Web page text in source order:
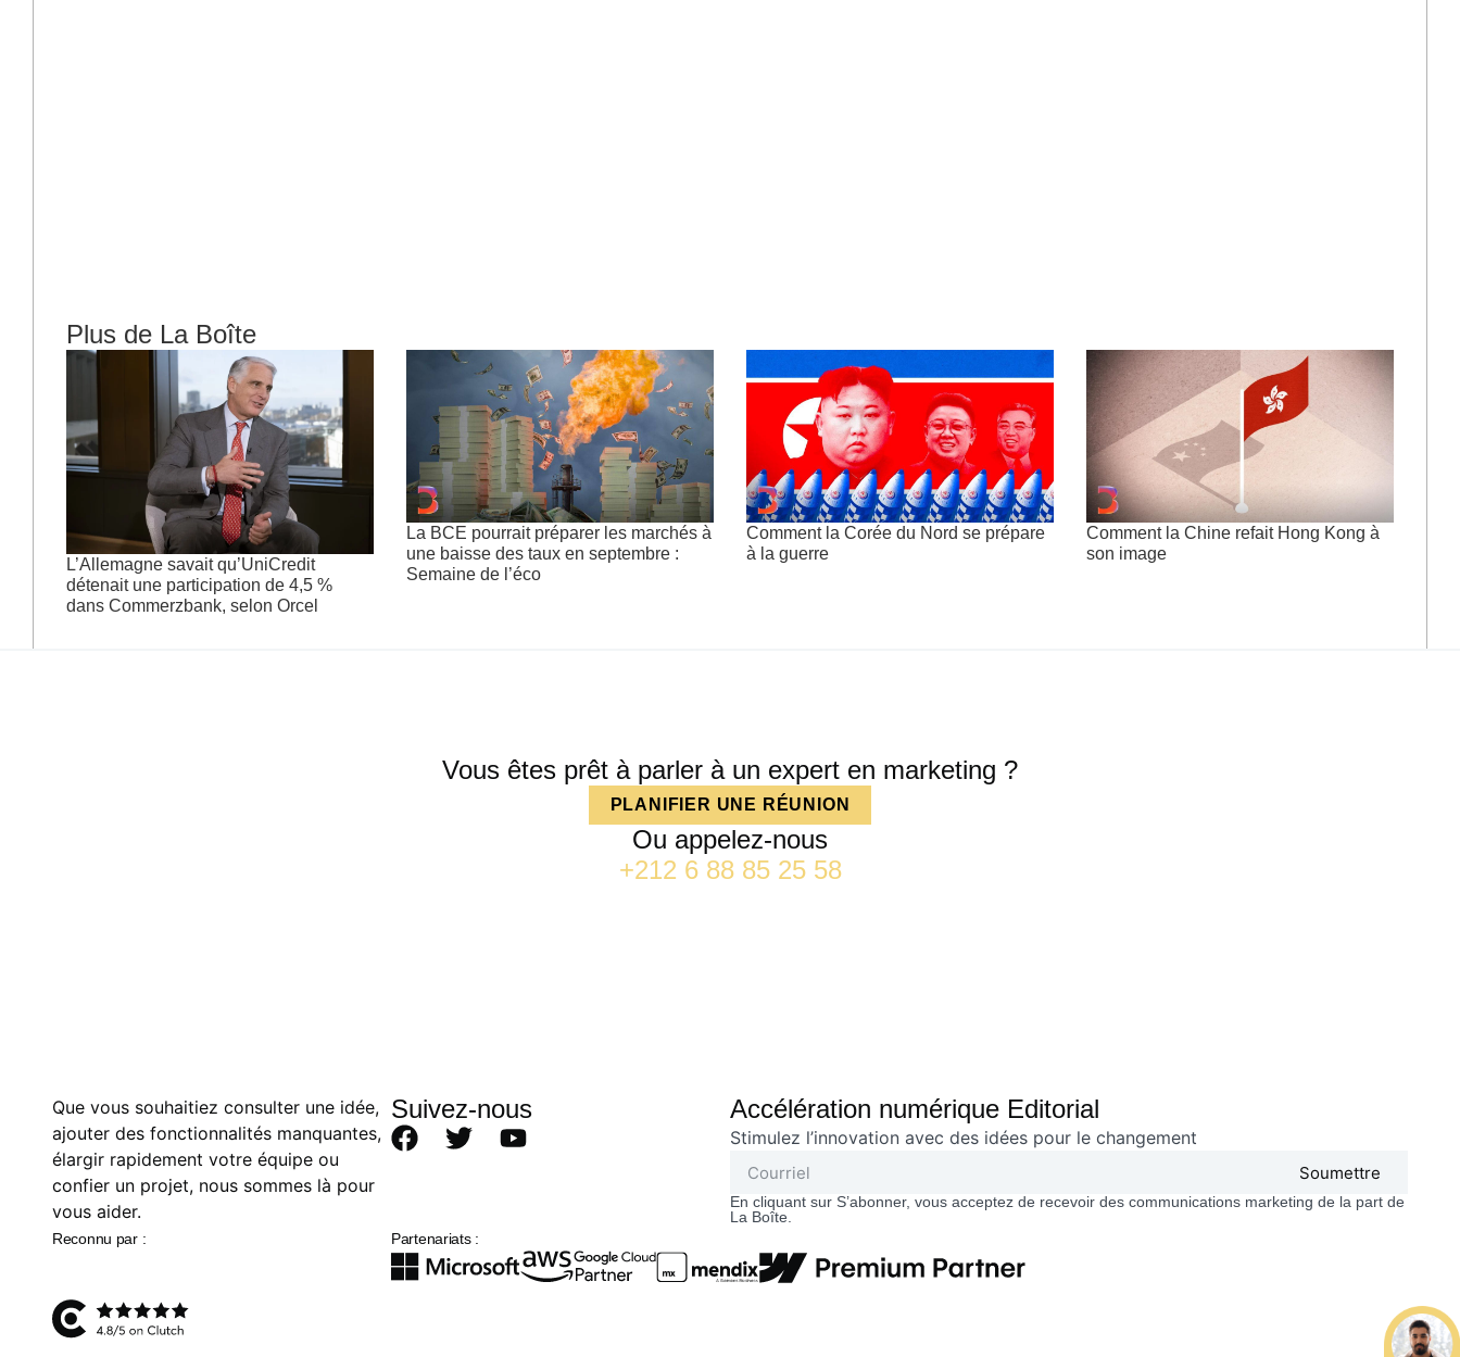
Plus de La Boîte
L’Allemagne savait qu’UniCredit
détenait une participation de 4,5 %
dans Commerzbank, selon Orcel
La BCE pourrait préparer les marchés à
une baisse des taux en septembre :
Semaine de l’éco
Comment la Corée du Nord se prépare
à la guerre
Comment la Chine refait Hong Kong à
son image
Vous êtes prêt à parler à un expert en marketing ?
PLANIFIER UNE RÉUNION
Ou appelez-nous
+212 6 88 85 25 58
Que vous souhaitiez consulter une idée,
ajouter des fonctionnalités manquantes,
élargir rapidement votre équipe ou
confier un projet, nous sommes là pour
vous aider.
Suivez-nous Accélération numérique Editorial
Stimulez l’innovation avec des idées pour le changement
Soumettre
En cliquant sur S’abonner, vous acceptez de recevoir des communications marketing de la part de
La Boîte.
Reconnu par :
Partenariats :